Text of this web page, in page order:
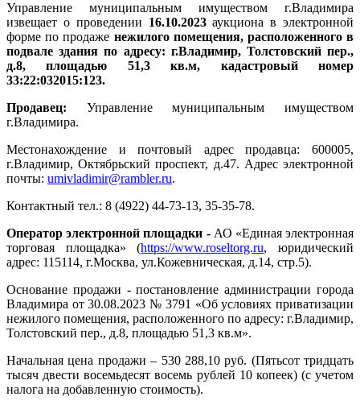
Управление муниципальным имуществом г.Владимира
извещает о проведении 16.10.2023 аукциона в электронной
форме по продаже нежилого помещения, расположенного в
подвале здания по адресу: г.Владимир, Толстовский пер.,
д.8, площадью 51,3 кв.м, кадастровый номер
33:22:032015:123.
Продавец: Управление муниципальным имуществом
г.Владимира.
Местонахождение и почтовый адрес продавца: 600005,
г.Владимир, Октябрьский проспект, д.47. Адрес электронной
почты: umivladimir@rambler.ru.
Контактный тел.: 8 (4922) 44-73-13, 35-35-78.
Оператор электронной площадки - АО «Единая электронная
торговая площадка» (https://www.roseltorg.ru, юридический
адрес: 115114, г.Москва, ул.Кожевническая, д.14, стр.5).
Основание продажи -постановление администрации города
Владимира от 30.08.2023 № 3791 «Об условиях приватизации
нежилого помещения, расположенного по адресу: г.Владимир,
Толстовский пер., д.8, площадью 51,3 кв.м».
Начальная цена продажи – 530 288,10 руб. (Пятьсот тридцать
тысяч двести восемьдесят восемь рублей 10 копеек) (с учетом
налога на добавленную стоимость).